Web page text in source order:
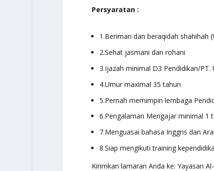
Persyaratan :
1.Beriman dan beraqidah shahihah
2.Sehat jasmani dan rohani
3.Ijazah minimal D3 Pendidikan/PT.
4.Umur maximal 35 tahun
5.Pernah memimpin lembaga
6.Pengalaman Mengajar minimal 1
7.Menguasai bahasa Inggris dan
8.Siap mengikuti training
Kirimkan lamaran Anda ke: Yayasan